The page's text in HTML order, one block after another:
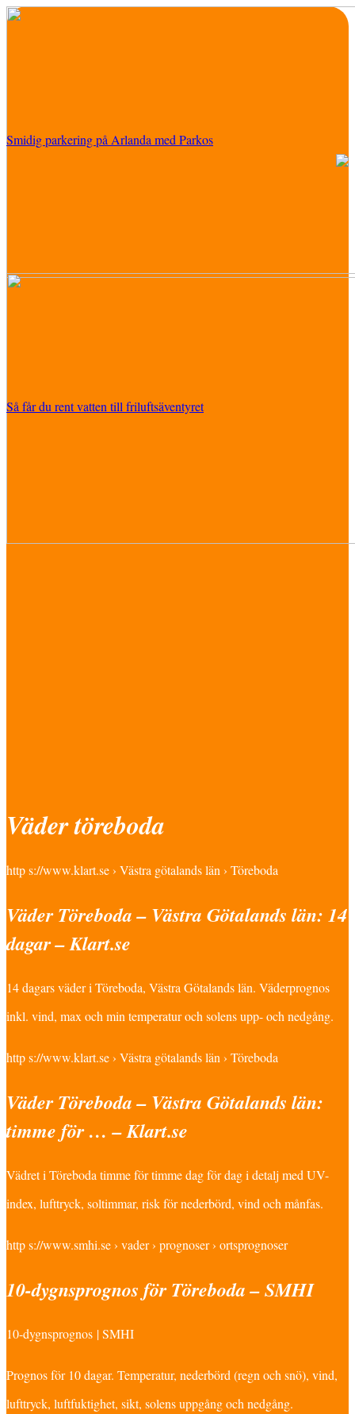
Smidig parkering på Arlanda med Parkos
Så får du rent vatten till friluftsäventyret
Väder töreboda
http s://www.klart.se › Västra götalands län › Töreboda
Väder Töreboda – Västra Götalands län: 14
dagar – Klart.se
14 dagars väder i Töreboda, Västra Götalands län. Väderprognos
inkl. vind, max och min temperatur och solens upp- och nedgång.
http s://www.klart.se › Västra götalands län › Töreboda
Väder Töreboda – Västra Götalands län:
timme för … – Klart.se
Vädret i Töreboda timme för timme dag för dag i detalj med UV-
index, lufttryck, soltimmar, risk för nederbörd, vind och månfas.
http s://www.smhi.se › vader › prognoser › ortsprognoser
10-dygnsprognos för Töreboda – SMHI
10-dygnsprognos | SMHI
Prognos för 10 dagar. Temperatur, nederbörd (regn och snö), vind,
lufttryck, luftfuktighet, sikt, solens uppgång och nedgång.